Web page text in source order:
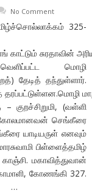
No Comment
325-
சுரதாவின் அரிய
மொழி
தேடித் தந்துள்ளார்.
தரப்பட்டுள்ளன.மொழி
(வள்ளி
செங்கீரை
யாடியருள் எனவும்
பிள்ளைத்தமிழ்
மகாவித்துவான்
கோணங்கி 327.
…